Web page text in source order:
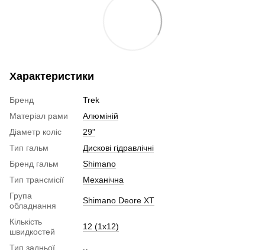
Характеристики
Бренд
Trek
Матеріал рами
Алюміній
Діаметр коліс
29"
Тип гальм
Дискові гідравлічні
Бренд гальм
Shimano
Тип трансмісії
Механічна
Група
обладнання
Shimano Deore XT
Кількість
швидкостей
12 (1х12)
Тип задньої